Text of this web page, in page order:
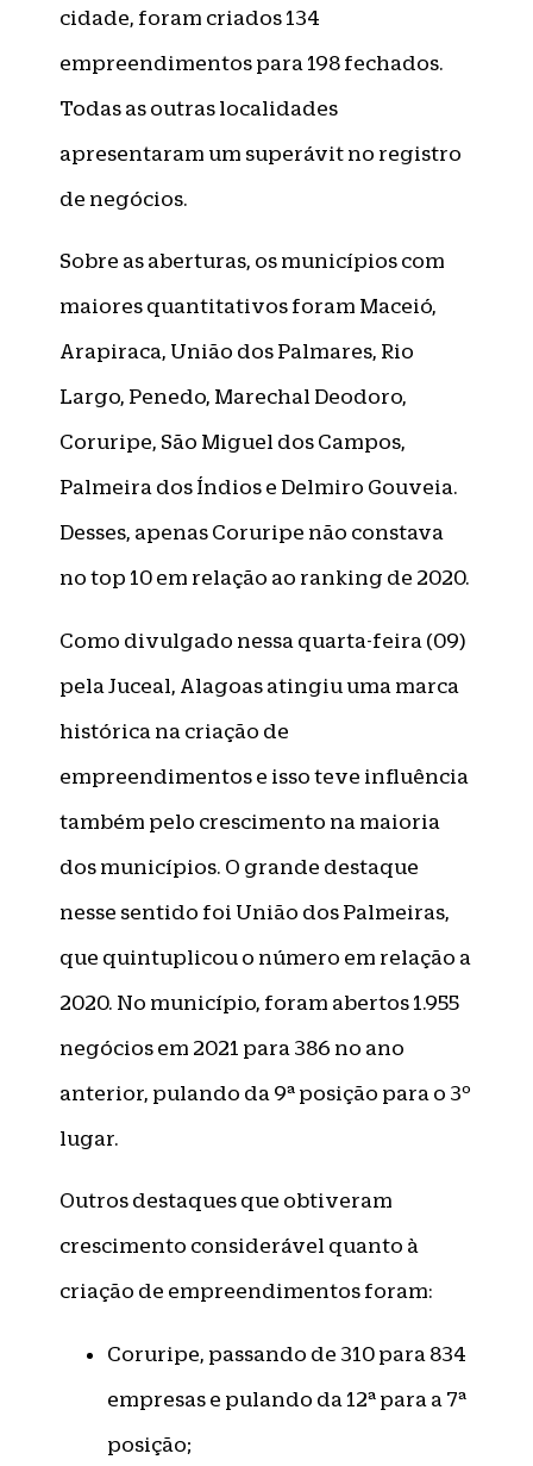
cidade, foram criados 134
empreendimentos para 198 fechados.
Todas as outras localidades
apresentaram um superávit no registro
de negócios.
Sobre as aberturas, os municípios com
maiores quantitativos foram Maceió,
Arapiraca, União dos Palmares, Rio
Largo, Penedo, Marechal Deodoro,
Coruripe, São Miguel dos Campos,
Palmeira dos Índios e Delmiro Gouveia.
Desses, apenas Coruripe não constava
no top 10 em relação ao ranking de 2020.
Como divulgado nessa quarta-feira (09)
pela Juceal, Alagoas atingiu uma marca
histórica na criação de
empreendimentos e isso teve influência
também pelo crescimento na maioria
dos municípios. O grande destaque
nesse sentido foi União dos Palmeiras,
que quintuplicou o número em relação a
2020. No município, foram abertos 1.955
negócios em 2021 para 386 no ano
anterior, pulando da 9ª posição para o 3º
lugar.
Outros destaques que obtiveram
crescimento considerável quanto à
criação de empreendimentos foram:
Coruripe, passando de 310 para 834
empresas e pulando da 12ª para a 7ª
posição;